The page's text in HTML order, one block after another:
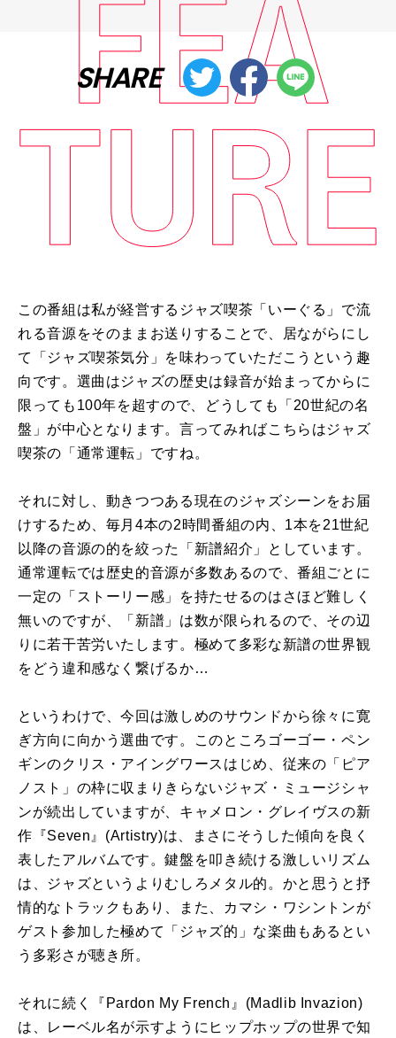
SHARE
この番組は私が経営するジャズ喫茶「いーぐる」で流
れる音源をそのままお送りすることで、居ながらにし
て「ジャズ喫茶気分」を味わっていただこうという趣
向です。選曲はジャズの歴史は録音が始まってからに
限っても 100年を超すので、どうしても「 20世紀の名
盤」が中心となります。言ってみればこちらはジャズ
喫茶の「通常運転」ですね。
それに対し、動きつつある現在のジャズシーンをお届
けするため、毎月4本の2時間番組の内、 1本を21世紀
以降の音源の的を絞った「新譜紹介」としています。
通常運転では歴史的音源が多数あるので、番組ごとに
一定の「ストーリー感」を持たせるのはさほど難しく
無いのですが、「新譜」は数が限られるので、その辺
りに若干苦労いたします。極めて多彩な新譜の世界観
をどう違和感なく繋げるか…
というわけで、今回は激しめのサウンドから徐々に寛
ぎ方向に向かう選曲です。このところゴーゴー・ペン
ギンのクリス・アイングワースはじめ、従来の「ピア
ノスト」の枠に収まりきらないジャズ・ミュージシャ
ンが続出していますが、キャメロン・グレイヴスの新
作『Seven 』 (Artistry)は、まさにそうした傾向を良く
表したアルバムです。鍵盤を叩き続ける激しいリズム
は、ジャズというよりむしろメタル的。かと思うと抒
情的なトラックもあり、また、カマシ・ワシントンが
ゲスト参加した極めて「ジャズ的」な楽曲もあるとい
う多彩さが聴き所。
それに続く『 Pardon My French 』 (Madlib Invazion)
は、レーベル名が示すようにヒップホップの世界で知